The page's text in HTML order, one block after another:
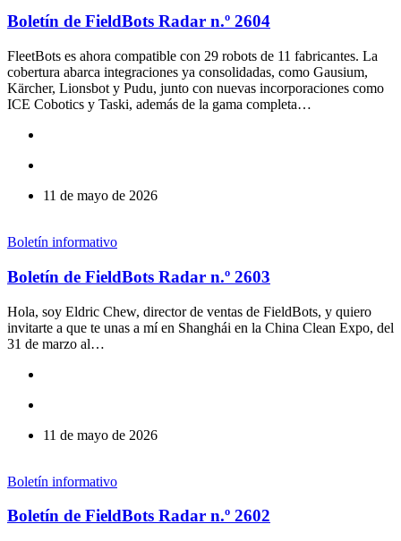
Boletín de FieldBots Radar n.º 2604
FleetBots es ahora compatible con 29 robots de 11 fabricantes. La
cobertura abarca integraciones ya consolidadas, como Gausium,
Kärcher, Lionsbot y Pudu, junto con nuevas incorporaciones como
ICE Cobotics y Taski, además de la gama completa…
11 de mayo de 2026
Boletín informativo
Boletín de FieldBots Radar n.º 2603
Hola, soy Eldric Chew, director de ventas de FieldBots, y quiero
invitarte a que te unas a mí en Shanghái en la China Clean Expo, del
31 de marzo al…
11 de mayo de 2026
Boletín informativo
Boletín de FieldBots Radar n.º 2602